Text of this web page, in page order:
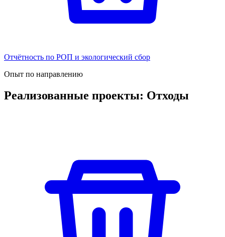
Отчётность по РОП и экологический сбор
Опыт по направлению
Реализованные проекты: Отходы